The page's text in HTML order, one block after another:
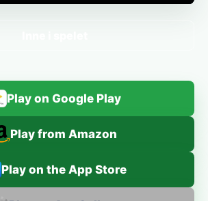
Play on Google Play
Play from Amazon
Play on the App Store